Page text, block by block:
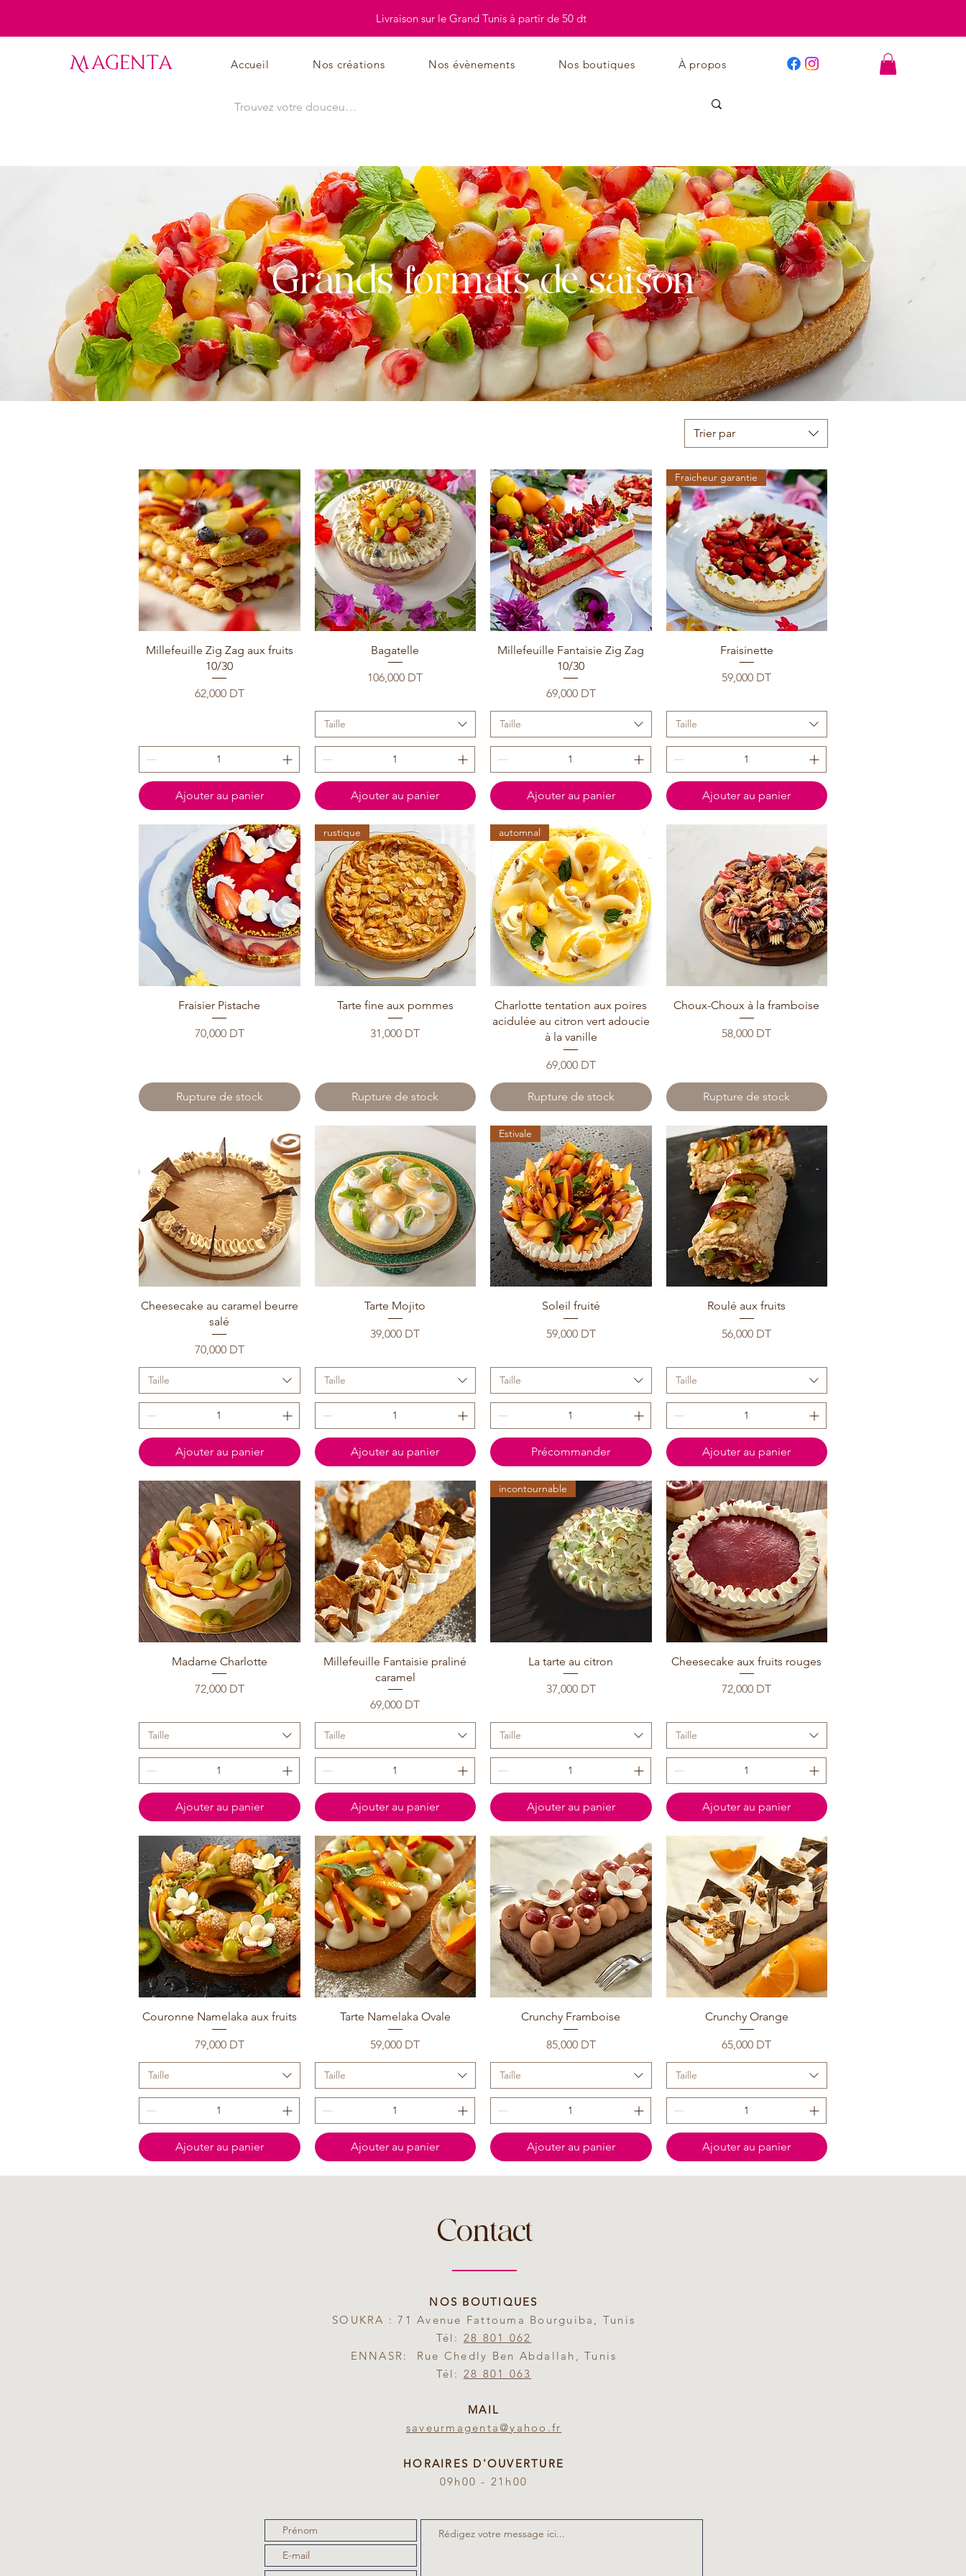
Livraison sur le Grand Tunis à partir de 50 dt
Accueil Nos créations Nos évènements Nos boutiques À propos
Grands formats de saison
Trier par
Millefeuille Zig Zag aux fruits
10/30
Prix
62,000 DT
Ajouter au panier
Bagatelle
Prix
106,000 DT
Taille
Ajouter au panier
Millefeuille Fantaisie Zig Zag
10/30
Prix
69,000 DT
Taille
Ajouter au panier
Fraicheur garantie
Fraisinette
Prix
59,000 DT
Taille
Ajouter au panier
Fraisier Pistache
Prix
70,000 DT
Rupture de stock
rustique
Tarte fine aux pommes
Prix
31,000 DT
Rupture de stock
automnal
Charlotte tentation aux poires
acidulée au citron vert adoucie
à la vanille
Prix
69,000 DT
Rupture de stock
Choux-Choux à la framboise
Prix
58,000 DT
Rupture de stock
Cheesecake au caramel beurre
salé
Prix
70,000 DT
Taille
Ajouter au panier
Tarte Mojito
Prix
39,000 DT
Taille
Ajouter au panier
Estivale
Soleil fruité
Prix
59,000 DT
Taille
Précommander
Roulé aux fruits
Prix
56,000 DT
Taille
Ajouter au panier
Madame Charlotte
Prix
72,000 DT
Taille
Ajouter au panier
Millefeuille Fantaisie praliné
caramel
Prix
69,000 DT
Taille
Ajouter au panier
incontournable
La tarte au citron
Prix
37,000 DT
Taille
Ajouter au panier
Cheesecake aux fruits rouges
Prix
72,000 DT
Taille
Ajouter au panier
Couronne Namelaka aux fruits
Prix
79,000 DT
Taille
Ajouter au panier
Tarte Namelaka Ovale
Prix
59,000 DT
Taille
Ajouter au panier
Crunchy Framboise
Prix
85,000 DT
Taille
Ajouter au panier
Crunchy Orange
Prix
65,000 DT
Taille
Ajouter au panier
Contact
NOS BOUTIQUES
SOUKRA : 71 Avenue Fattouma Bourguiba, Tunis
Tél: 28 801 062
ENNASR: Rue Chedly Ben Abdallah, Tunis
Tél: 28 801 063
MAIL
saveurmagenta@yahoo.fr
HORAIRES D'OUVERTURE
09h00 - 21h00